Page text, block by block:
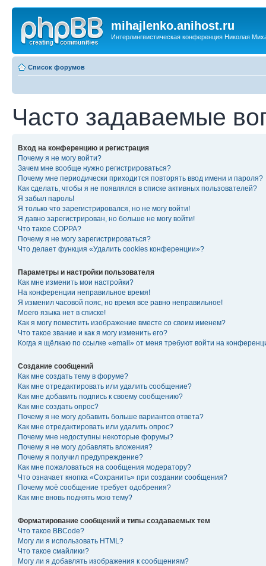
mihajlenko.anihost.ru
Интерлингвистическая конференция Николая
Список форумов
Часто задаваемые
Вход на конференцию и регистрация
Почему я не могу войти?
Зачем мне вообще нужно регистрироваться?
Почему мне периодически приходится повторять ввод имени и пароля?
Как сделать, чтобы я не появлялся в списке активных пользователей?
Я забыл пароль!
Я только что зарегистрировался, но не могу войти!
Я давно зарегистрирован, но больше не могу войти!
Что такое COPPA?
Почему я не могу зарегистрироваться?
Что делает функция «Удалить cookies конференции»?
Параметры и настройки пользователя
Как мне изменить мои настройки?
На конференции неправильное время!
Я изменил часовой пояс, но время все равно неправильное!
Моего языка нет в списке!
Как я могу поместить изображение вместе со своим именем?
Что такое звание и как я могу изменить его?
Когда я щёлкаю по ссылке «email» от меня требуют войти на
Создание сообщений
Как мне создать тему в форуме?
Как мне отредактировать или удалить сообщение?
Как мне добавить подпись к своему сообщению?
Как мне создать опрос?
Почему я не могу добавить больше вариантов ответа?
Как мне отредактировать или удалить опрос?
Почему мне недоступны некоторые форумы?
Почему я не могу добавлять вложения?
Почему я получил предупреждение?
Как мне пожаловаться на сообщения модератору?
Что означает кнопка «Сохранить» при создании сообщения?
Почему моё сообщение требует одобрения?
Как мне вновь поднять мою тему?
Форматирование сообщений и типы создаваемых тем
Что такое BBCode?
Могу ли я использовать HTML?
Что такое смайлики?
Могу ли я добавлять изображения к сообщениям?